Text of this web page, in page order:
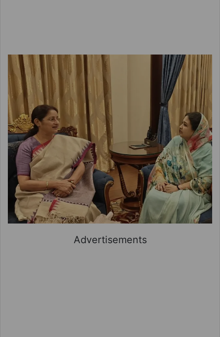
Advertisements